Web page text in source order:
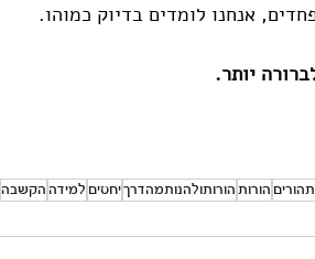
אנחנו לומדים בדיוק כמוהו.
יותר.
הורות הורותולהנותמהדרךיחסים למידה הקשבה